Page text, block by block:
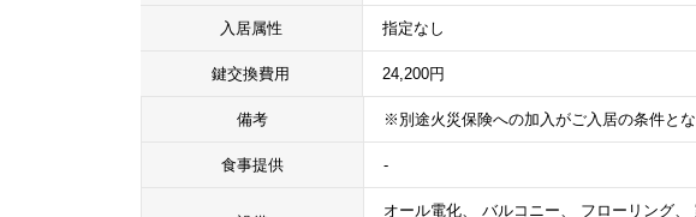
入居属性 指定なし
鍵交換費用 24,200円
備考 ※別途火災保険への加入がご入居の条件とな
食事提供 -
オール電化、 バルコニー、 フローリング